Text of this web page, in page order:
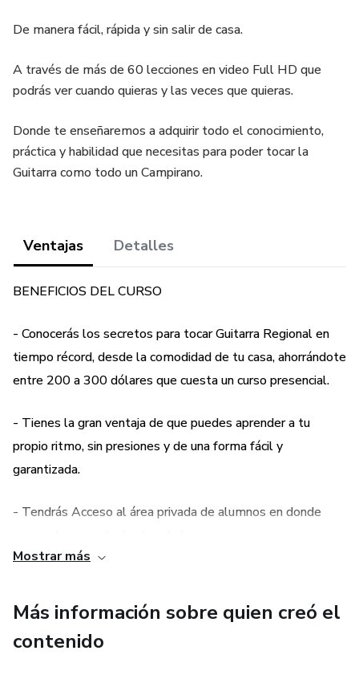
De manera fácil, rápida y sin salir de casa.
A través de más de 60 lecciones en video Full HD que
podrás ver cuando quieras y las veces que quieras.
Donde te enseñaremos a adquirir todo el conocimiento,
práctica y habilidad que necesitas para poder tocar la
Guitarra como todo un Campirano.
Ventajas Detalles
BENEFICIOS DEL CURSO
- Conocerás los secretos para tocar Guitarra Regional en
tiempo récord, desde la comodidad de tu casa, ahorrándote
entre 200 a 300 dólares que cuesta un curso presencial.
- Tienes la gran ventaja de que puedes aprender a tu
propio ritmo, sin presiones y de una forma fácil y
garantizada.
- Tendrás Acceso al área privada de alumnos en donde
días de la semana. Además de acceso ilimitado y de por
vida al curso y todas sus actualizaciones.
Mostrar más
Más información sobre quien creó el
contenido